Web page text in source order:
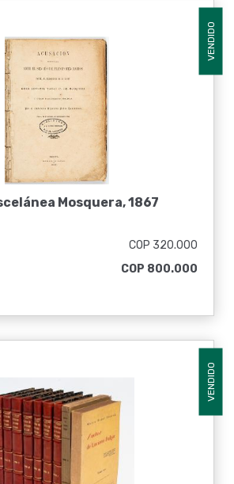
VENDIDO
Mosquera, 1867
COP 320.000
COP 800.000
VENDIDO